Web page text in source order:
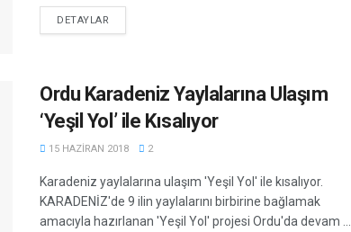
DETAYLAR
Ordu Karadeniz Yaylalarına Ulaşım
‘Yeşil Yol’ ile Kısalıyor
15 HAZIRAN 2018 2
Karadeniz yaylalarına ulaşım 'Yeşil Yol' ile kısalıyor.
KARADENİZ'de 9 ilin yaylalarını birbirine bağlamak
amacıyla hazırlanan 'Yeşil Yol' projesi Ordu'da devam ...